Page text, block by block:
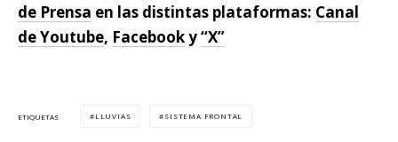
de Prensa en las distintas plataformas: Canal
de Youtube, Facebooky“X”
ETIQUETAS LLUVIAS SISTEMA FRONTAL